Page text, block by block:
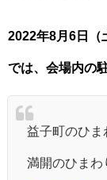
2022年8月6日（
では、会場内の
益子町のひま
満開のひまわ